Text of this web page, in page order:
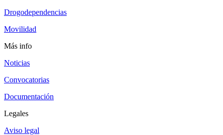
Drogodependencias
Movilidad
Más info
Noticias
Convocatorias
Documentación
Legales
Aviso legal